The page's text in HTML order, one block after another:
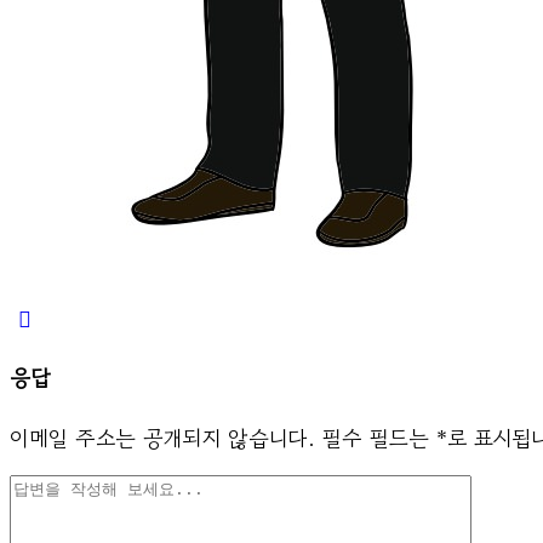
응답
이메일 주소는 공개되지 않습니다. 필수 필드는 *로 표시됩